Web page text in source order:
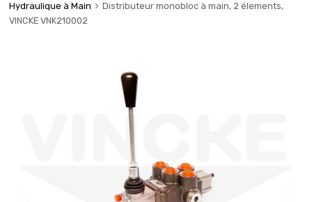
Hydraulique à Main
Distributeur monobloc à main, 2 élements,
VINCKE VNK210002